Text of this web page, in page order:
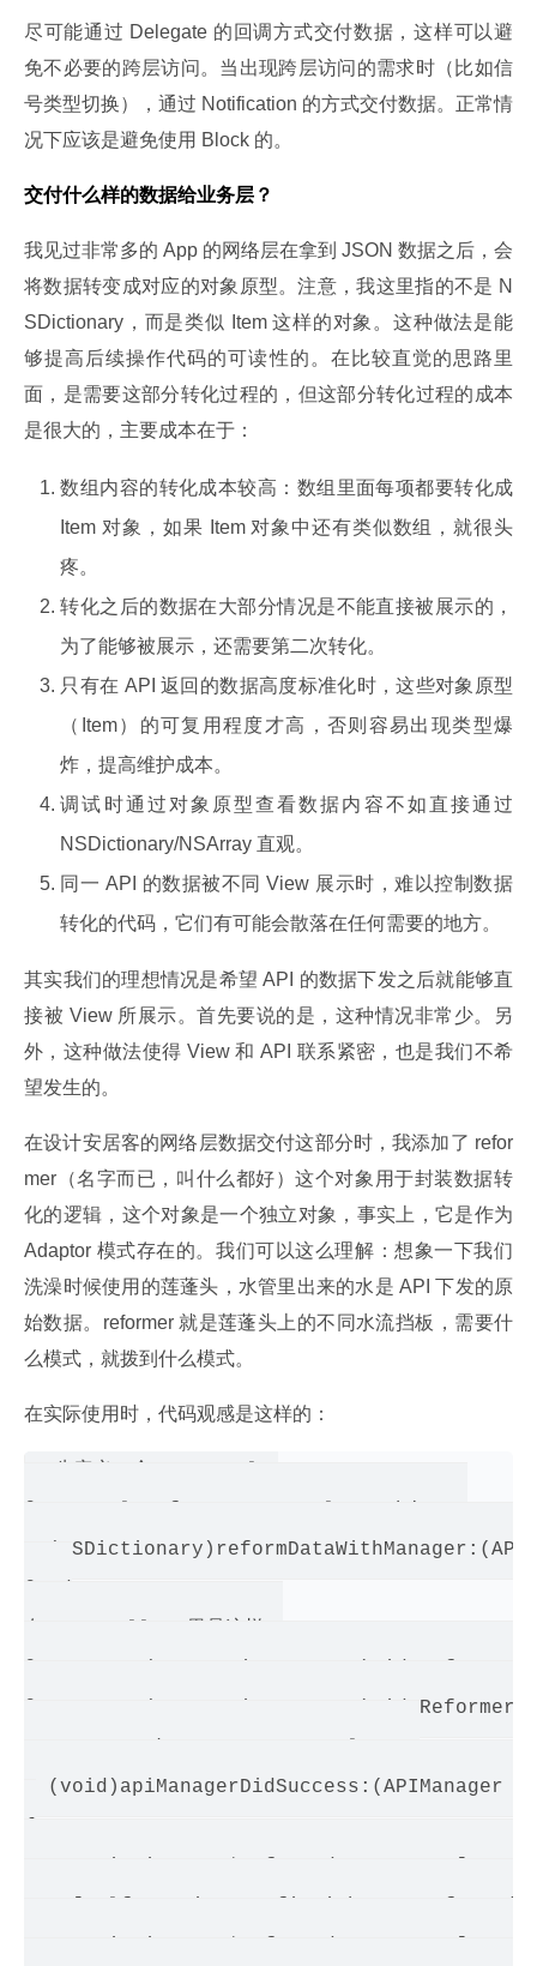
尽可能通过 Delegate 的回调方式交付数据，这样可以避
免不必要的跨层访问。当出现跨层访问的需求时（比如信
号类型切换），通过 Notification 的方式交付数据。正常情
况下应该是避免使用 Block 的。
交付什么样的数据给业务层？
我见过非常多的 App 的网络层在拿到 JSON 数据之后，会
将数据转变成对应的对象原型。注意，我这里指的不是 N
SDictionary，而是类似 Item 这样的对象。这种做法是能
够提高后续操作代码的可读性的。在比较直觉的思路里
面，是需要这部分转化过程的，但这部分转化过程的成本
是很大的，主要成本在于：
数组内容的转化成本较高：数组里面每项都要转化成
Item 对象，如果 Item 对象中还有类似数组，就很头
疼。
转化之后的数据在大部分情况是不能直接被展示的，
为了能够被展示，还需要第二次转化。
只有在 API 返回的数据高度标准化时，这些对象原型
（Item）的可复用程度才高，否则容易出现类型爆
炸，提高维护成本。
调试时通过对象原型查看数据内容不如直接通过
NSDictionary/NSArray 直观。
同一 API 的数据被不同 View 展示时，难以控制数据
转化的代码，它们有可能会散落在任何需要的地方。
其实我们的理想情况是希望 API 的数据下发之后就能够直
接被 View 所展示。首先要说的是，这种情况非常少。另
外，这种做法使得 View 和 API 联系紧密，也是我们不希
望发生的。
在设计安居客的网络层数据交付这部分时，我添加了 refor
mer（名字而已，叫什么都好）这个对象用于封装数据转
化的逻辑，这个对象是一个独立对象，事实上，它是作为
Adaptor 模式存在的。我们可以这么理解：想象一下我们
洗澡时候使用的莲蓬头，水管里出来的水是 API 下发的原
始数据。reformer 就是莲蓬头上的不同水流挡板，需要什
么模式，就拨到什么模式。
在实际使用时，代码观感是这样的：
-
@property (nonatomic, strong)
- (void)apiManagerDidSuccess:(APIManager